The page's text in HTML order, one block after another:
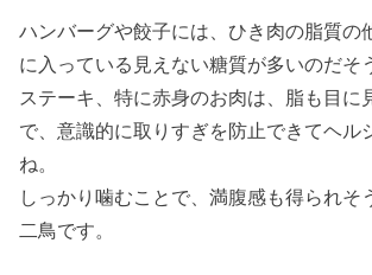
ハンバーグや餃子には、ひき肉の脂質の
に入っている見えない糖質が多いのだそ
ステーキ、特に赤身のお肉は、脂も目に
で、意識的に取りすぎを防止できてヘル
ね。
しっかり噛むことで、満腹感も得られそ
二鳥です。